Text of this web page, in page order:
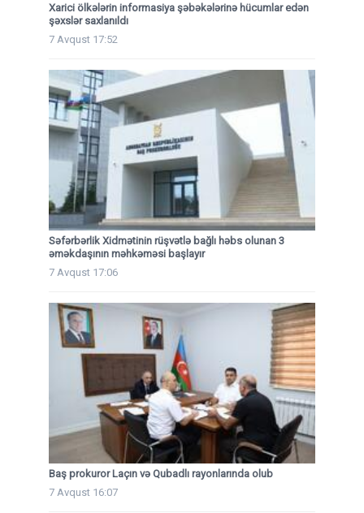
Xarici ölkələrin informasiya şəbəkələrinə hücumlar edən
şəxslər saxlanıldı
7 Avqust 17:52
Səfərbərlik Xidmətinin rüşvətlə bağlı həbs olunan 3
əməkdaşının məhkəməsi başlayır
7 Avqust 17:06
Baş prokuror Laçın və Qubadlı rayonlarında olub
7 Avqust 16:07